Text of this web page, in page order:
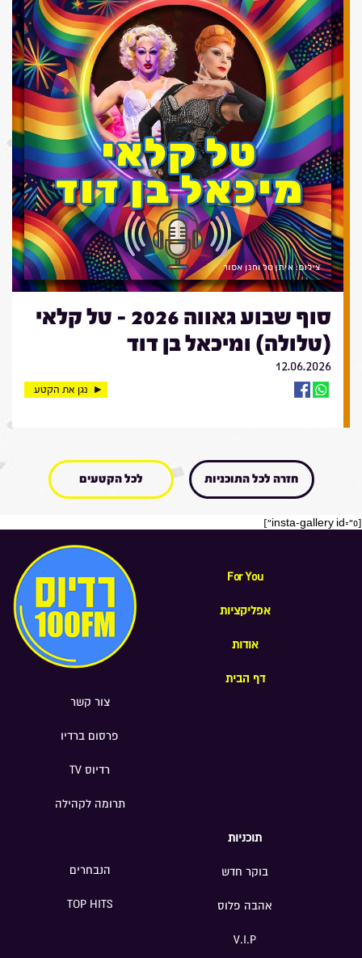
סוף שבוע גאווה 2026 - טל קלאי
(טלולה) ומיכאל בן דוד
12.06.2026
נגן את הקטע
חזרה לכל התוכניות לכל הקטעים
[insta-gallery id="0"]
For You
אפליקציות
אודות
דף הבית
צור קשר
פרסום ברדיו
רדיוס TV
תרומה לקהילה
תוכניות
בוקר חדש
אהבה פלוס
V.I.P
הנבחרים
TOP HITS